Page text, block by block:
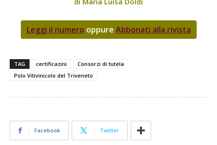
Leggi il numero oppure Abbonati alla rivista
TAG certificazini
Consorzi di tutela
Polo Vitivinicolo del Triveneto
Facebook Twitter